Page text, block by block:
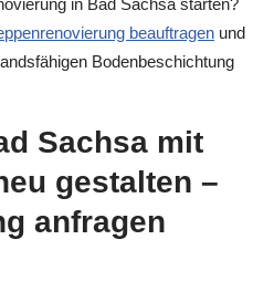
beauftragen und
Bodenbeschichtung
Sachsa mit
gestalten –
anfragen